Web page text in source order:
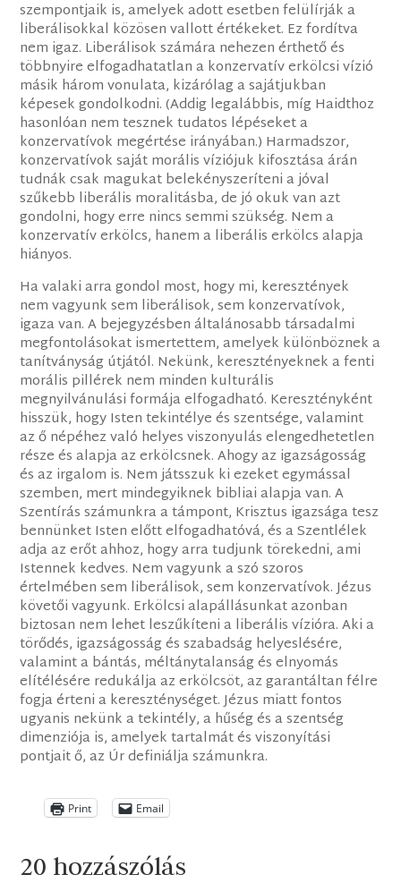
szempontjaik is, amelyek adott esetben felülírják a
liberálisokkal közösen vallott értékeket. Ez fordítva
nem igaz. Liberálisok számára nehezen érthető és
többnyire elfogadhatatlan a konzervatív erkölcsi vízió
másik három vonulata, kizárólag a sajátjukban
képesek gondolkodni. (Addig legalábbis, míg Haidthoz
hasonlóan nem tesznek tudatos lépéseket a
konzervatívok megértése irányában.) Harmadszor,
konzervatívok saját morális víziójuk kifosztása árán
tudnák csak magukat belekényszeríteni a jóval
szűkebb liberális moralitásba, de jó okuk van azt
gondolni, hogy erre nincs semmi szükség. Nem a
konzervatív erkölcs, hanem a liberális erkölcs alapja
hiányos.
Ha valaki arra gondol most, hogy mi, keresztények
nem vagyunk sem liberálisok, sem konzervatívok,
igaza van. A bejegyzésben általánosabb társadalmi
megfontolásokat ismertettem, amelyek különböznek a
tanítványság útjától. Nekünk, keresztényeknek a fenti
morális pillérek nem minden kulturális
megnyilvánulási formája elfogadható. Keresztényként
hisszük, hogy Isten tekintélye és szentsége, valamint
az ő népéhez való helyes viszonyulás elengedhetetlen
része és alapja az erkölcsnek. Ahogy az igazságosság
és az irgalom is. Nem játsszuk ki ezeket egymással
szemben, mert mindegyiknek bibliai alapja van. A
Szentírás számunkra a támpont, Krisztus igazsága tesz
bennünket Isten előtt elfogadhatóvá, és a Szentlélek
adja az erőt ahhoz, hogy arra tudjunk törekedni, ami
Istennek kedves. Nem vagyunk a szó szoros
értelmében sem liberálisok, sem konzervatívok. Jézus
követői vagyunk. Erkölcsi alapállásunkat azonban
biztosan nem lehet leszűkíteni a liberális vízióra. Aki a
törődés, igazságosság és szabadság helyeslésére,
valamint a bántás, méltánytalanság és elnyomás
elítélésére redukálja az erkölcsöt, az garantáltan félre
fogja érteni a kereszténységet. Jézus miatt fontos
ugyanis nekünk a tekintély, a hűség és a szentség
dimenziója is, amelyek tartalmát és viszonyítási
pontjait ő, az Úr definiálja számunkra.
Print Email
20 hozzászólás